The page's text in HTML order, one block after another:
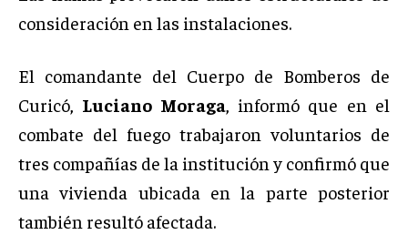
consideración en las instalaciones.
El comandante del Cuerpo de Bomberos de
Curicó, Luciano Moraga, informó que en el
combate del fuego trabajaron voluntarios de
tres compañías de la institución y confirmó que
una vivienda ubicada en la parte posterior
también resultó afectada.